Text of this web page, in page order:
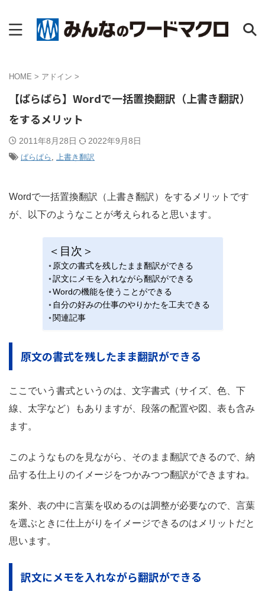
HOME > アドイン >
【ぱらぱら】Wordで一括置換翻訳（上書き翻訳）
をするメリット
2011年8月28日 2022年9月8日
ぱらぱら , 上書き翻訳
Wordで一括置換翻訳（上書き翻訳）をするメリットです
が、以下のようなことが考えられると思います。
＜目次＞
原文の書式を残したまま翻訳ができる
訳文にメモを入れながら翻訳ができる
Wordの機能を使うことができる
自分の好みの仕事のやりかたを工夫できる
関連記事
原文の書式を残したまま翻訳ができる
ここでいう書式というのは、文字書式（サイズ、色、下
線、太字など）もありますが、段落の配置や図、表も含み
ます。
このようなものを見ながら、そのまま翻訳できるので、納
品する仕上りのイメージをつかみつつ翻訳ができますね。
案外、表の中に言葉を収めるのは調整が必要なので、言葉
を選ぶときに仕上がりをイメージできるのはメリットだと
思います。
訳文にメモを入れながら翻訳ができる